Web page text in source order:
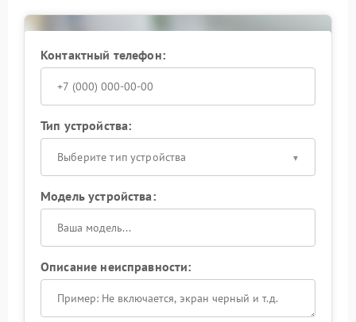
Контактный телефон:
Тип устройства:
Выберите тип устройства
Модель устройства:
Описание неисправности: